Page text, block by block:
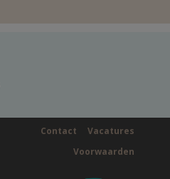
Vacatures
Contact
Voorwaarden